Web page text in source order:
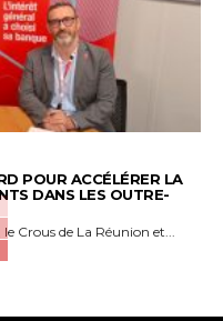
POUR ACCÉLÉRER LA
DANS LES OUTRE-
Crous de La Réunion et...